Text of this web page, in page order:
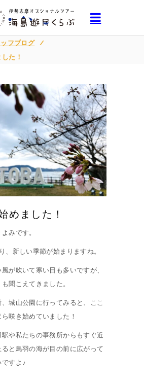
フブログ
/
た！
めました！
みです。
、新しい季節が始まりますね。
が吹いて寒い日も多いですが、
聞こえてきました。
城山公園に行ってみると、ここ
咲き始めていました！
や私たちの事務所からもすぐ近
ると鳥羽の海が目の前に広がって
ですよ♪